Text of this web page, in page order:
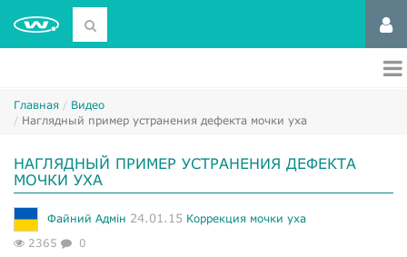
Главная
Видео
Наглядный пример устранения дефекта мочки уха
НАГЛЯДНЫЙ ПРИМЕР УСТРАНЕНИЯ ДЕФЕКТА
МОЧКИ УХА
Файний Адмін 24.01.15 Коррекция мочки уха
2365
0